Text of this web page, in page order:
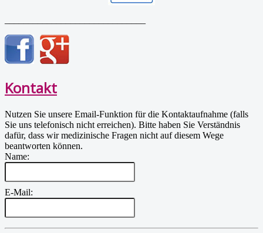
Kontakt
Nutzen Sie unsere Email-Funktion für die Kontaktaufnahme (falls
Sie uns telefonisch nicht erreichen). Bitte haben Sie Verständnis
dafür, dass wir medizinische Fragen nicht auf diesem Wege
beantworten können.
Name:
E-Mail: